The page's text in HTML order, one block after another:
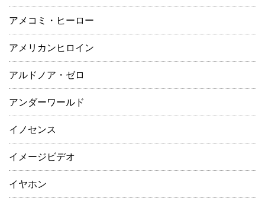
アメコミ・ヒーロー
アメリカンヒロイン
アルドノア・ゼロ
アンダーワールド
イノセンス
イメージビデオ
イヤホン